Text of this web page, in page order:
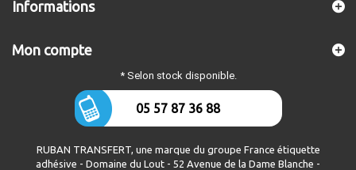
Informations
Mon compte
* Selon stock disponible.
05 57 87 36 88
RUBAN TRANSFERT, une marque du groupe France étiquette
adhésive - Domaine du Lout - 52 Avenue de la Dame Blanche -